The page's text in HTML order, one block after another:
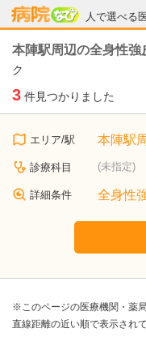
人で選べる
病院なび
本陣駅周辺の全身性
ク
3 件見つかりました
エリア/駅 本陣駅
診療科目 (未指定)
詳細条件 全身性
※このページの医療機関・薬
直線距離の近い順で表示され